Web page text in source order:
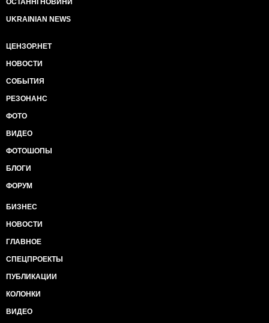
ОСТАННІ НОВИНИ
UKRAINIAN NEWS
ЦЕНЗОР.НЕТ
НОВОСТИ
СОБЫТИЯ
РЕЗОНАНС
ФОТО
ВИДЕО
ФОТОШОПЫ
БЛОГИ
ФОРУМ
БИЗНЕС
НОВОСТИ
ГЛАВНОЕ
СПЕЦПРОЕКТЫ
ПУБЛИКАЦИИ
КОЛОНКИ
ВИДЕО